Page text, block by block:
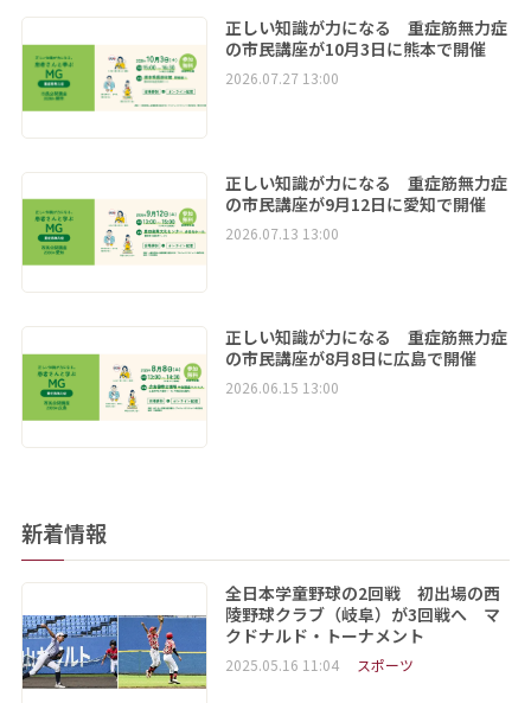
正しい知識が力になる 重症筋無力症
の市民講座が10月3日に熊本で開催
2026.07.27 13:00
正しい知識が力になる 重症筋無力症
の市民講座が9月12日に愛知で開催
2026.07.13 13:00
正しい知識が力になる 重症筋無力症
の市民講座が8月8日に広島で開催
2026.06.15 13:00
新着情報
全日本学童野球の2回戦 初出場の西
陵野球クラブ（岐阜）が3回戦へ マ
クドナルド・トーナメント
2025.05.16 11:04 スポーツ